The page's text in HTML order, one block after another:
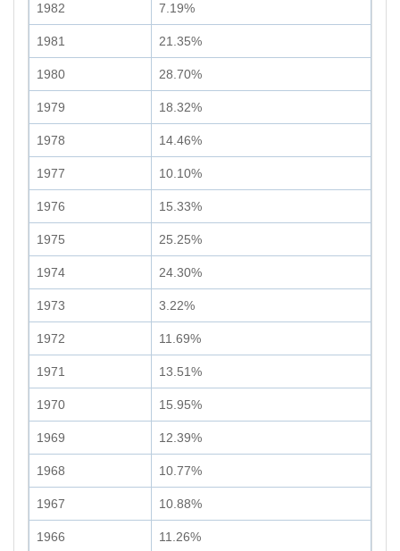
1982 7.19%
1981 21.35%
1980 28.70%
1979 18.32%
1978 14.46%
1977 10.10%
1976 15.33%
1975 25.25%
1974 24.30%
1973 3.22%
1972 11.69%
1971 13.51%
1970 15.95%
1969 12.39%
1968 10.77%
1967 10.88%
1966 11.26%